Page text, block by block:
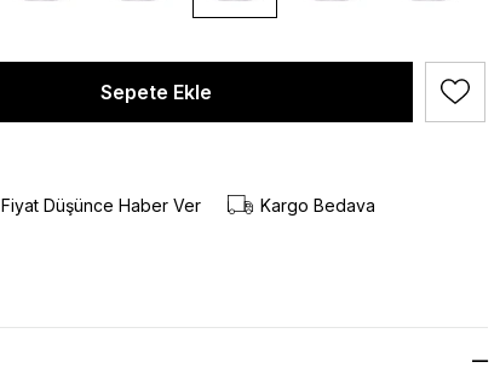
Fiyat Düşünce Haber Ver Kargo Bedava